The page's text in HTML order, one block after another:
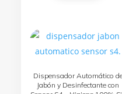
Dispensador Automático
Jabón y Desinfectante con
Este
producto
múltiples